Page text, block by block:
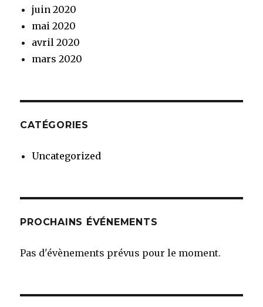
juin 2020
mai 2020
avril 2020
mars 2020
CATÉGORIES
Uncategorized
PROCHAINS ÉVÉNEMENTS
Pas d'évènements prévus pour le moment.